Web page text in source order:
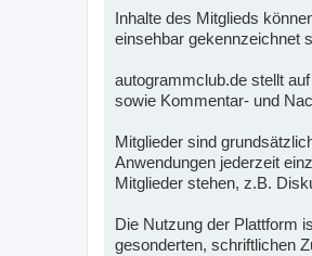
Inhalte des Mitglieds
einsehbar gekennzeichnet
autogrammclub.de stellt
sowie Kommentar- und
Mitglieder sind
Anwendungen jederzeit
Mitglieder stehen, z.B.
Die Nutzung der Plattform
gesonderten, schriftlichen